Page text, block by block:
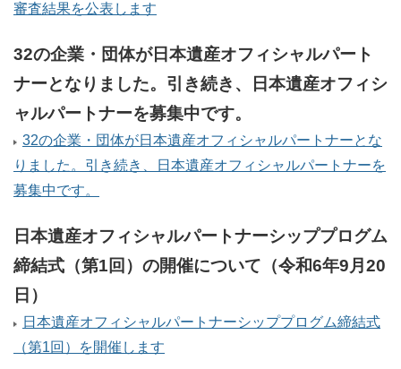
審査結果を公表します
32の企業・団体が日本遺産オフィシャルパート
ナーとなりました。引き続き、日本遺産オフィシ
ャルパートナーを募集中です。
32の企業・団体が日本遺産オフィシャルパートナーとな
りました。引き続き、日本遺産オフィシャルパートナーを
募集中です。
日本遺産オフィシャルパートナーシッププログム
締結式（第1回）の開催について（令和6年9月20
日）
日本遺産オフィシャルパートナーシッププログム締結式
（第1回）を開催します